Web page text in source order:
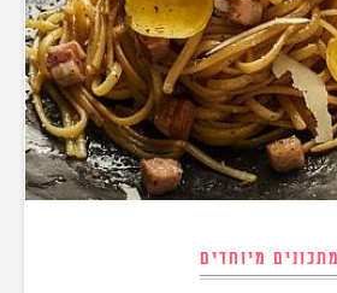
מתכונים מיוחדים